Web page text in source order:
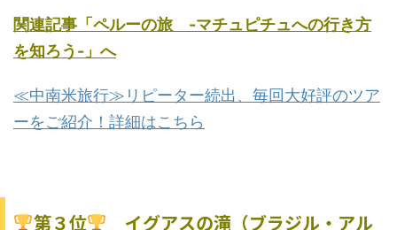
関連記事「ペルーの旅 -マチュピチュへの行き方
を知ろう-」へ
≪中南米旅行≫リピーター続出、毎回大好評のツア
ーをご紹介！詳細はこちら
第３位 イグアスの滝（ブラジル・アル